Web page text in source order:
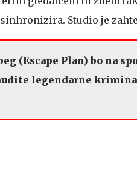
Studio je
(Escape Plan) bo na
legendarne